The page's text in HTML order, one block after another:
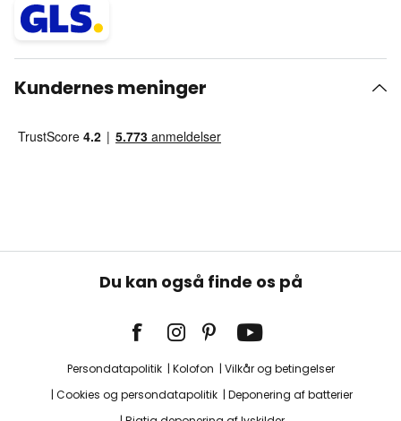
Kundernes meninger
Du kan også finde os på
Persondatapolitik Kolofon
Vilkår og betingelser
Cookies og persondatapolitik
Deponering af batterier